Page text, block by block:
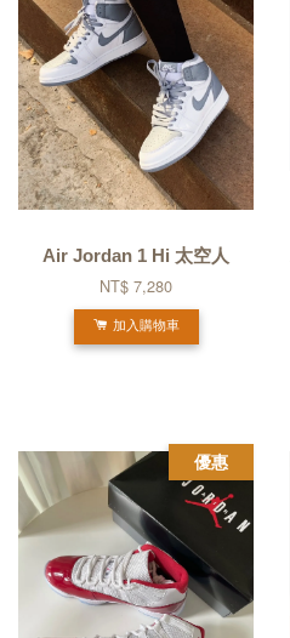
Air Jordan 1 Hi 太空人
NT$ 7,280
加入購物車
優惠